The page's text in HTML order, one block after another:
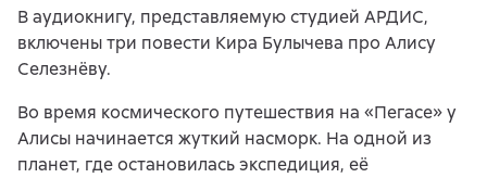
В аудиокнигу, представляемую студией АРДИС,
включены три повести Кира Булычева про Алису
Селезнёву.
Во время космического путешествия на «Пегасе» у
Алисы начинается жуткий насморк. На одной из
планет, где остановилась экспедиция, её